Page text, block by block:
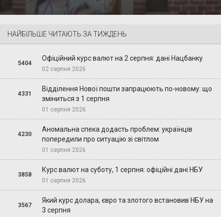
НАЙБІЛЬШЕ ЧИТАЮТЬ ЗА ТИЖДЕНЬ
5404
Офіційний курс валют на 2 серпня: дані Нацбанку
02 серпня 2026
4331
Відділення Нової пошти запрацюють по-новому: що
зміниться з 1 серпня
01 серпня 2026
4230
Аномальна спека додасть проблем: українців
попередили про ситуацію зі світлом
01 серпня 2026
3858
Курс валют на суботу, 1 серпня: офіційні дані НБУ
01 серпня 2026
3567
Який курс долара, євро та злотого встановив НБУ на
3 серпня